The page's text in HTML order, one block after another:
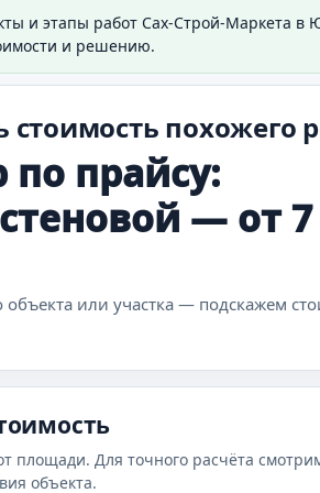
в работе.
и этапы работ Сах-Строй-Маркета
и решению.
стоимость похожего
прайсу:
— от 7
или участка — подскажем
площади. Для точного расчёта
объекта.